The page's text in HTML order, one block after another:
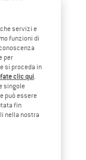
servizi e
funzioni di
per
si proceda in
clic qui.
singole
può essere
fin
nella nostra